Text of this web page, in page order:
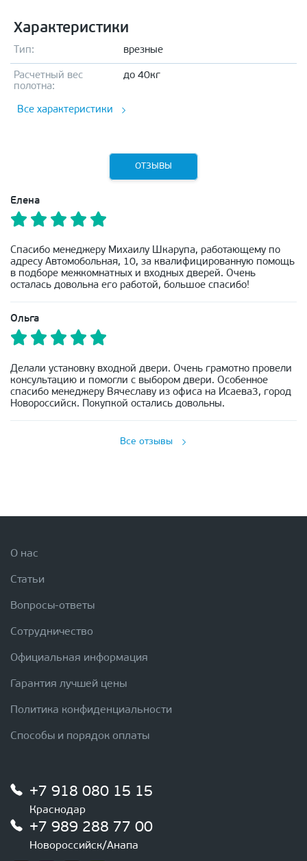
Характеристики
Тип: врезные
Расчетный вес
полотна:
до 40кг
Все характеристики
ОТЗЫВЫ
Елена
Спасибо менеджеру Михаилу Шкарупа, работающему по
адресу Автомобольная, 10, за квалифицированную помощь
в подборе межкомнатных и входных дверей. Очень
осталась довольна его работой, большое спасибо!
Ольга
Делали установку входной двери. Очень грамотно провели
консультацию и помогли с выбором двери. Особенное
спасибо менеджеру Вячеславу из офиса на Исаева3, город
Новороссийск. Покупкой остались довольны.
Все отзывы
О нас
Статьи
Вопросы-ответы
Сотрудничество
Официальная информация
Гарантия лучшей цены
Политика конфиденциальности
Способы и порядок оплаты
+7 918 080 15 15
Краснодар
+7 989 288 77 00
Новороссийск/Анапа